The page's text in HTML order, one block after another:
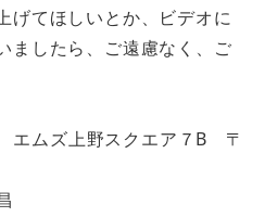
げてほしいとか、ビデオに
ましたら、ご遠慮なく、ご
ムズ上野スクエア７B 〒